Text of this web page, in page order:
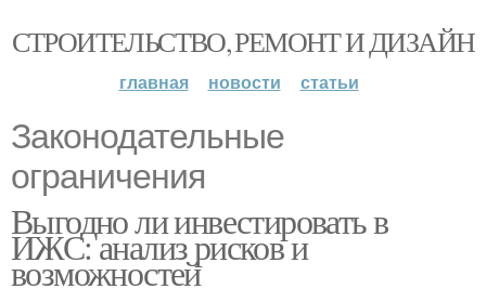
СТРОИТЕЛЬСТВО, РЕМОНТ И ДИЗАЙН
главная новости статьи
Законодательные
ограничения
Выгодно ли инвестировать в
ИЖС: анализ рисков и
возможностей